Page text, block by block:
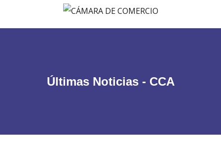
Últimas Noticias - CCA